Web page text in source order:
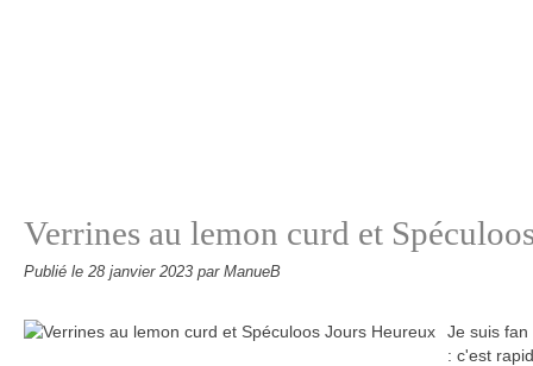
Verrines au lemon curd et
Publié le 28 janvier 2023 par ManueB
Je suis
: c'est